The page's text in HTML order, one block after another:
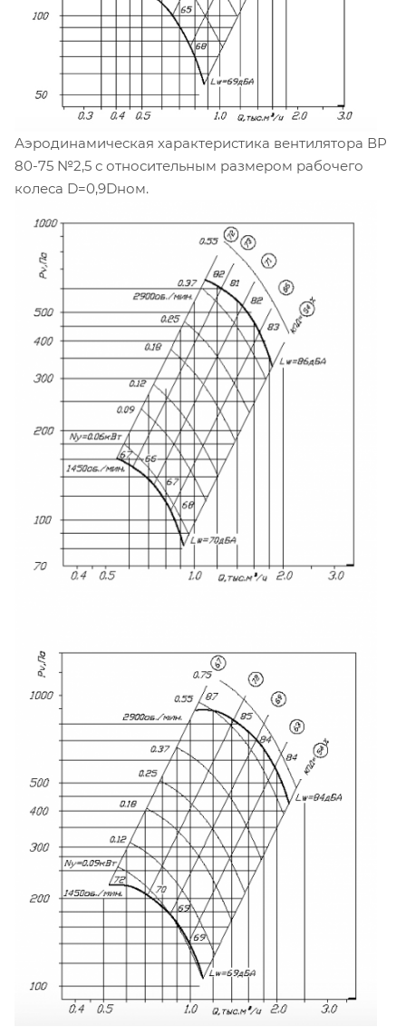
Аэродинамическая характеристика вентилятора ВР
80-75 №2,5 с относительным размером рабочего
колеса D=0,9Dном.